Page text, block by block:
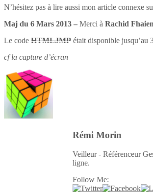
N’hésitez pas à lire aussi mon article connexe
Maj du 6 Mars 2013 – Merci à Rachid
Le code HTMLJMP était disponible jusqu’au
cf la capture d’écran
Rémi Morin
Veilleur - Référenceur
ligne.
Follow Me: